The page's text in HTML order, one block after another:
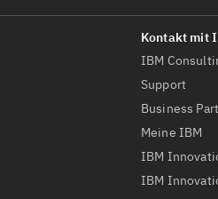
IBM
Support
Business
Meine IBM
IBM
IBM